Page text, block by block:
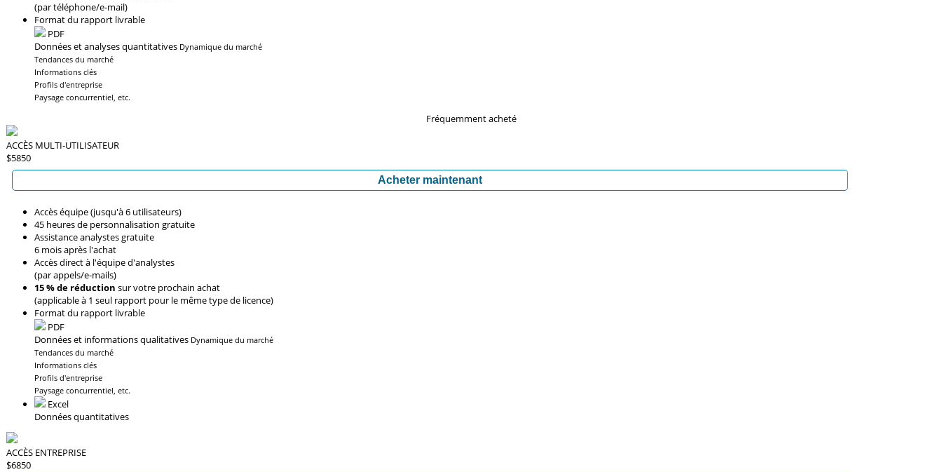
(par téléphone/e-mail)
Format du rapport livrable
PDF
Données et analyses quantitatives Dynamique du marché
Tendances du marché
Informations clés
Profils d'entreprise
Paysage concurrentiel, etc.
Fréquemment acheté
ACCÈS MULTI-UTILISATEUR
$5850
Acheter maintenant
Accès équipe (jusqu'à 6 utilisateurs)
45 heures de personnalisation gratuite
Assistance analystes gratuite
6 mois après l'achat
Accès direct à l'équipe d'analystes
(par appels/e-mails)
15 % de réduction sur votre prochain achat
(applicable à 1 seul rapport pour le même type de licence)
Format du rapport livrable
PDF
Données et informations qualitatives Dynamique du marché
Tendances du marché
Informations clés
Profils d'entreprise
Paysage concurrentiel, etc.
Excel
Données quantitatives
ACCÈS ENTREPRISE
$6850